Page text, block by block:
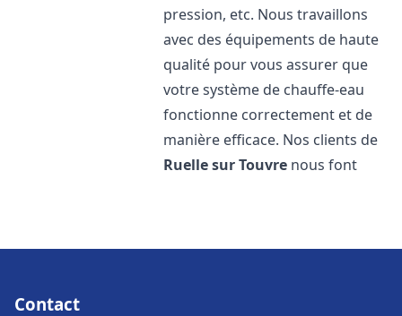
pression, etc. Nous travaillons
avec des équipements de haute
qualité pour vous assurer que
votre système de chauffe-eau
fonctionne correctement et de
manière efficace. Nos clients de
Ruelle sur Touvre nous font
Contact